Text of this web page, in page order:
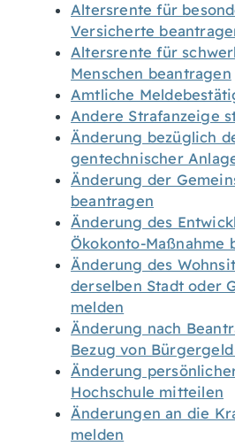
Altersrente für
Versicherte
Altersrente für
Menschen beantragen
Amtliche
Andere Strafanzeige
Änderung bezüglich
gentechnischer
Änderung der
beantragen
Änderung des
Ökokonto-Maßnahme
Änderung des
derselben Stadt oder
melden
Änderung nach
Bezug von
Änderung
Hochschule mitteilen
Änderungen an die
melden